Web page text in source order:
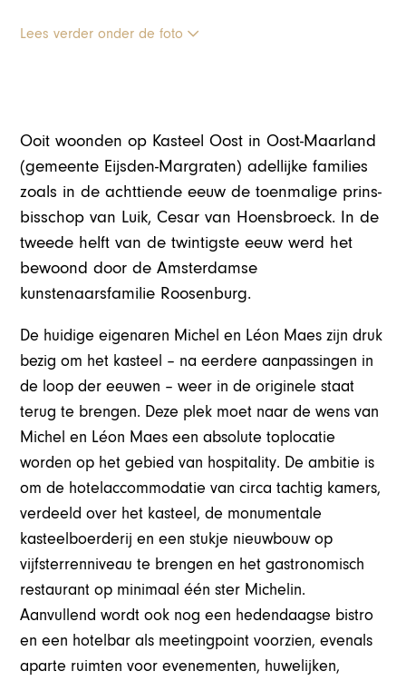
Lees verder onder de foto
Ooit woonden op Kasteel Oost in Oost-Maarland
(gemeente Eijsden-Margraten) adellijke families
zoals in de achttiende eeuw de toenmalige prins-
bisschop van Luik, Cesar van Hoensbroeck. In de
tweede helft van de twintigste eeuw werd het
bewoond door de Amsterdamse
kunstenaarsfamilie Roosenburg.
De huidige eigenaren Michel en Léon Maes zijn druk
bezig om het kasteel – na eerdere aanpassingen in
de loop der eeuwen – weer in de originele staat
terug te brengen. Deze plek moet naar de wens van
Michel en Léon Maes een absolute toplocatie
worden op het gebied van hospitality. De ambitie is
om de hotelaccommodatie van circa tachtig kamers,
verdeeld over het kasteel, de monumentale
kasteelboerderij en een stukje nieuwbouw op
vijfsterrenniveau te brengen en het gastronomisch
restaurant op minimaal één ster Michelin.
Aanvullend wordt ook nog een hedendaagse bistro
en een hotelbar als meetingpoint voorzien, evenals
aparte ruimten voor evenementen, huwelijken,